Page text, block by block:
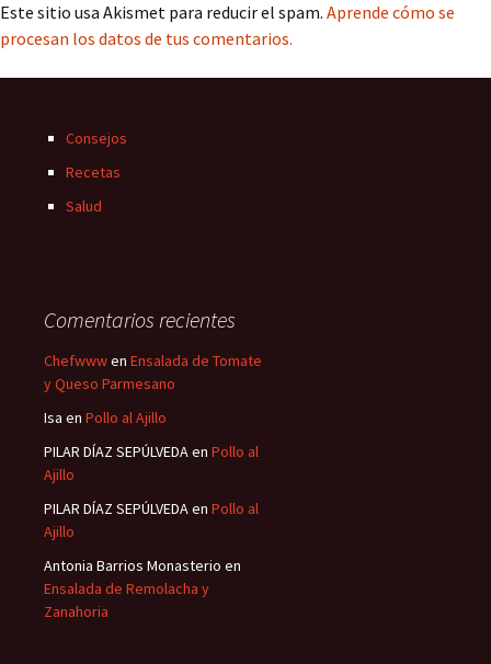
Este sitio usa Akismet para reducir el spam. Aprende cómo se
procesan los datos de tus comentarios.
Consejos
Recetas
Salud
Comentarios recientes
Chefwwwen Ensalada de Tomate
y Queso Parmesano
Isa en Pollo al Ajillo
PILAR DÍAZ SEPÚLVEDAen Pollo al
Ajillo
PILAR DÍAZ SEPÚLVEDAen Pollo al
Ajillo
Antonia Barrios Monasterio en
Ensalada de Remolacha y
Zanahoria